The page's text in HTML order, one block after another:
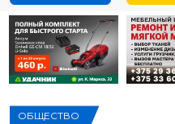
ОБЩЕСТВО